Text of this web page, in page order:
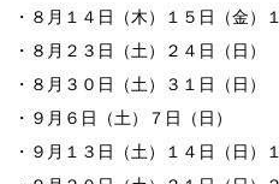
・８月１４日（木）１５日（金）
・８月２３日（土）２４日（日）
・８月３０日（土）３１日（日）
・９月６日（土）７日（日）
・９月１３日（土）１４日（日）